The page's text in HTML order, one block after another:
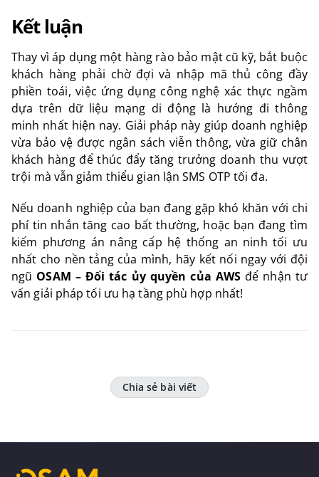
Kết luận
Thay vì áp dụng một hàng rào bảo mật cũ kỹ, bắt buộc
khách hàng phải chờ đợi và nhập mã thủ công đầy
phiền toái, việc ứng dụng công nghệ xác thực ngầm
dựa trên dữ liệu mạng di động là hướng đi thông
minh nhất hiện nay. Giải pháp này giúp doanh nghiệp
vừa bảo vệ được ngân sách viễn thông, vừa giữ chân
khách hàng để thúc đẩy tăng trưởng doanh thu vượt
trội mà vẫn giảm thiểu gian lận SMS OTP tối đa.
Nếu doanh nghiệp của bạn đang gặp khó khăn với chi
phí tin nhắn tăng cao bất thường, hoặc bạn đang tìm
kiếm phương án nâng cấp hệ thống an ninh tối ưu
nhất cho nền tảng của mình, hãy kết nối ngay với đội
ngũ OSAM – Đối tác ủy quyền của AWS để nhận tư
vấn giải pháp tối ưu hạ tầng phù hợp nhất!
Chia sẻ bài viết